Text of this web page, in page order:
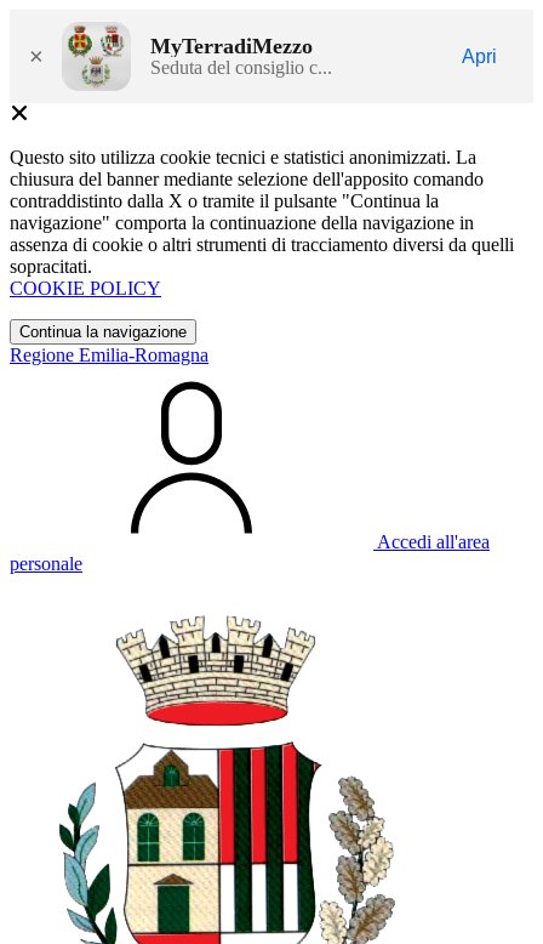
× MyTerradiMezzo
Seduta del consiglio c...
Apri
Questo sito utilizza cookie tecnici e statistici anonimizzati. La
chiusura del banner mediante selezione dell'apposito comando
contraddistinto dalla X o tramite il pulsante "Continua la
navigazione" comporta la continuazione della navigazione in
assenza di cookie o altri strumenti di tracciamento diversi da quelli
sopracitati.
COOKIE POLICY
Continua la navigazione
Regione Emilia-Romagna
Accedi all'area
personale